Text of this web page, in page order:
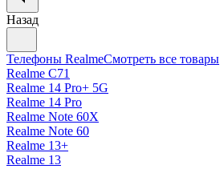
Назад
Телефоны RealmeСмотреть все товары
Realme C71
Realme 14 Pro+ 5G
Realme 14 Pro
Realme Note 60X
Realme Note 60
Realme 13+
Realme 13